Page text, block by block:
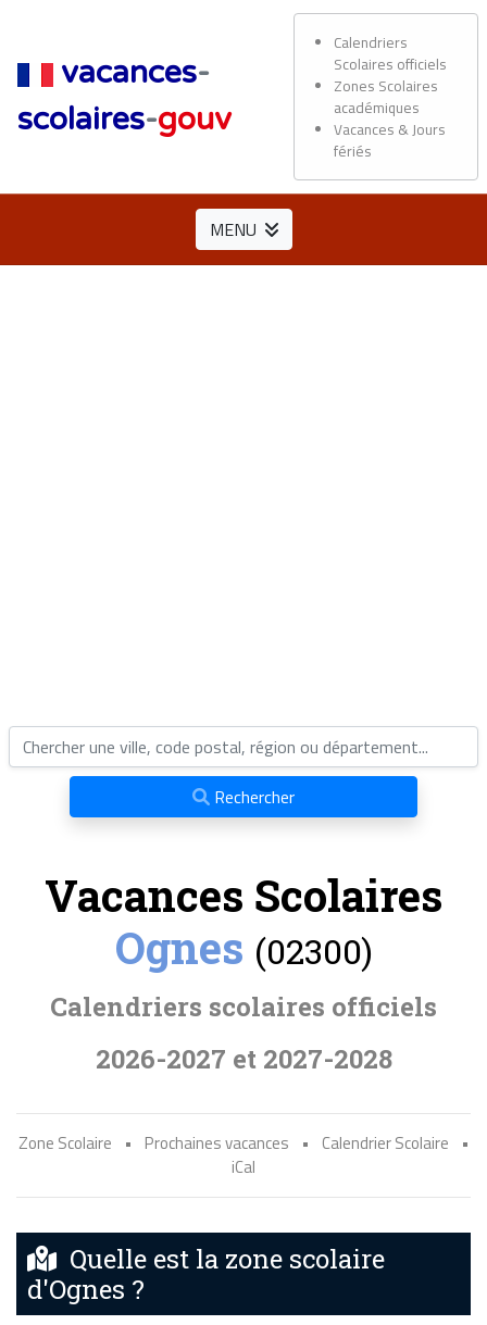
vacances-
scolaires-gouv
Calendriers
Scolaires officiels
Zones Scolaires
académiques
Vacances & Jours
fériés
MENU
Rechercher
Vacances Scolaires
Ognes (02300)
Calendriers scolaires officiels
2026-2027 et 2027-2028
Zone Scolaire • Prochaines vacances • Calendrier Scolaire
•
iCal
Quelle est la zone scolaire
d'Ognes ?